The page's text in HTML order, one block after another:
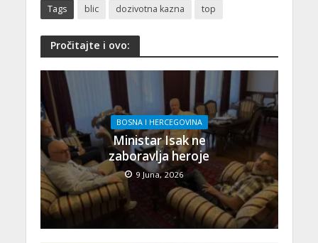
Tags blic dozivotna kazna top
Pročitajte i ovo:
BOSNA I HERCEGOVINA
Ministar Isak ne
zaboravlja heroje
9 Juna, 2026